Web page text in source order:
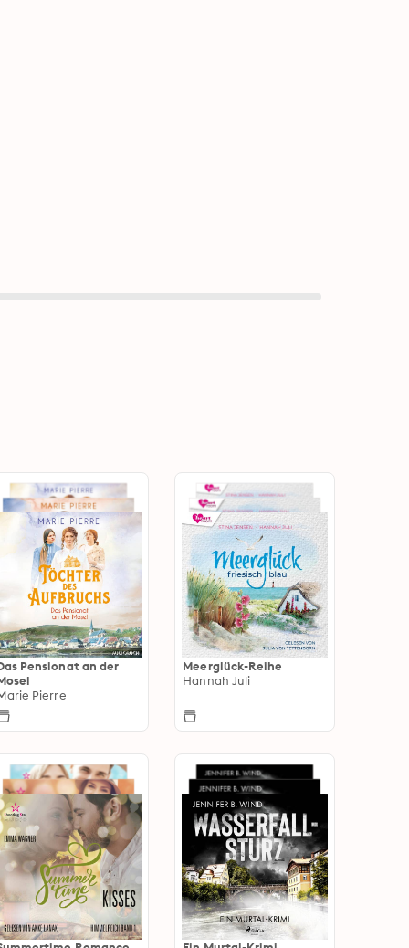
Pensionat an der
Pierre
Meerglück-Reihe
Hannah Juli